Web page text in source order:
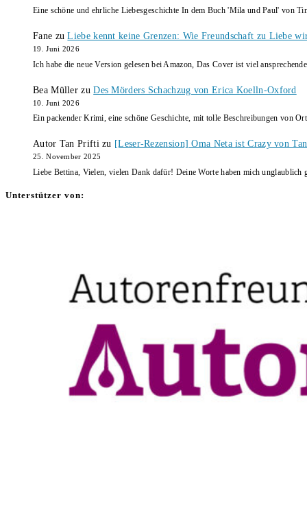
Eine schöne und ehrliche Liebesgeschichte In dem Buch 'Mila und Paul' von
Fane zuLiebe kennt keine Grenzen: Wie Freundschaft zu Liebe
19. Juni 2026
Ich habe die neue Version gelesen bei Amazon, Das Cover ist viel
Bea Müller zuDes Mörders Schachzug von Erica Koelln-Oxford
10. Juni 2026
Ein packender Krimi, eine schöne Geschichte, mit tolle Beschreibungen von
Autor Tan Priftizu [Leser-Rezension] Oma Neta ist Crazy von
25. November 2025
Liebe Bettina, Vielen, vielen Dank dafür! Deine Worte haben mich unglaublich
Unterstützer von: